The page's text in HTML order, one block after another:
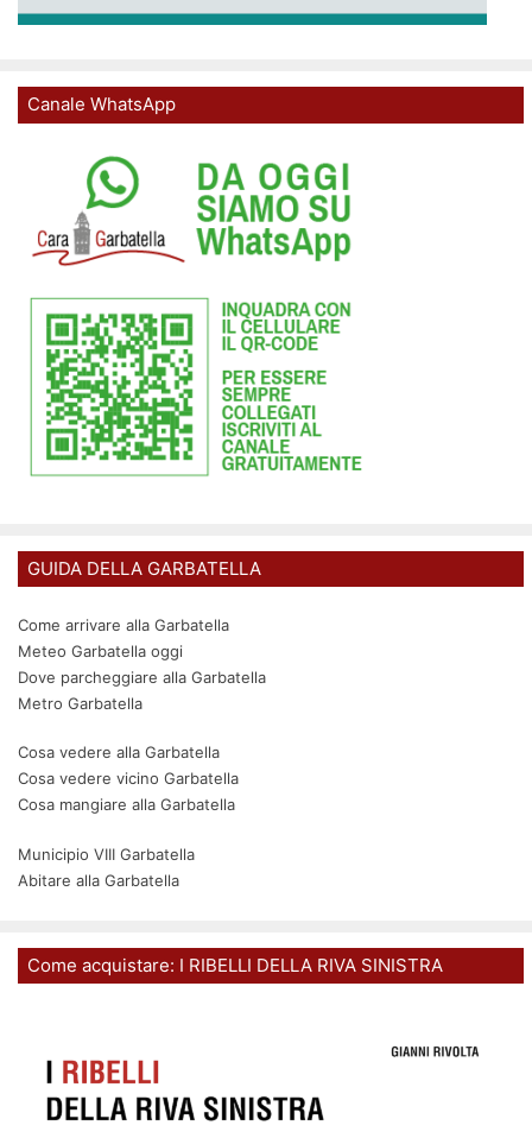
Canale WhatsApp
GUIDA DELLA GARBATELLA
Come arrivare alla Garbatella
Meteo Garbatella oggi
Dove parcheggiare alla Garbatella
Metro Garbatella
Cosa vedere alla Garbatella
Cosa vedere vicino Garbatella
Cosa mangiare alla Garbatella
Municipio VIII Garbatella
Abitare alla Garbatella
Come acquistare: I RIBELLI DELLA RIVA SINISTRA